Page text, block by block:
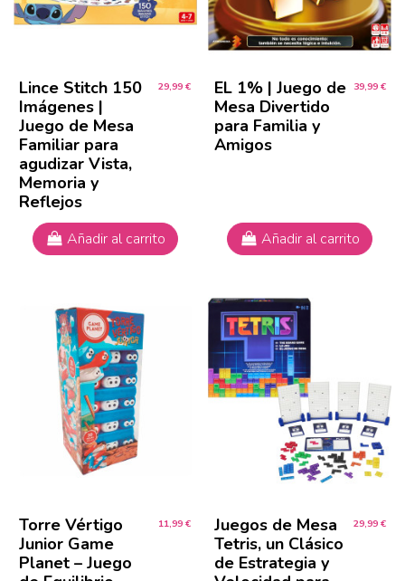
Lince Stitch 150
Imágenes |
Juego de Mesa
Familiar para
agudizar Vista,
Memoria y
Reflejos
29,99 €
Añadir al carrito
EL 1% | Juego de
Mesa Divertido
para Familia y
Amigos
39,99 €
Añadir al carrito
Torre Vértigo
Junior Game
Planet – Juego
11,99 €
Juegos de Mesa
Tetris, un Clásico
de Estrategia y
29,99 €